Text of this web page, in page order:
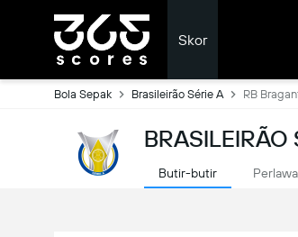
Skor
Bola Sepak Brasileirão Série A RB
BRASILEIRÃO
Butir-butir